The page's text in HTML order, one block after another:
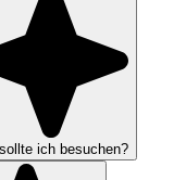
ich besuchen?